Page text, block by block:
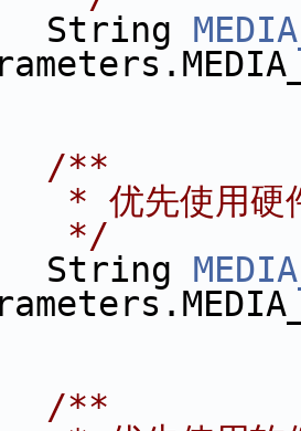
/**
* 优先使用硬
*/
/**